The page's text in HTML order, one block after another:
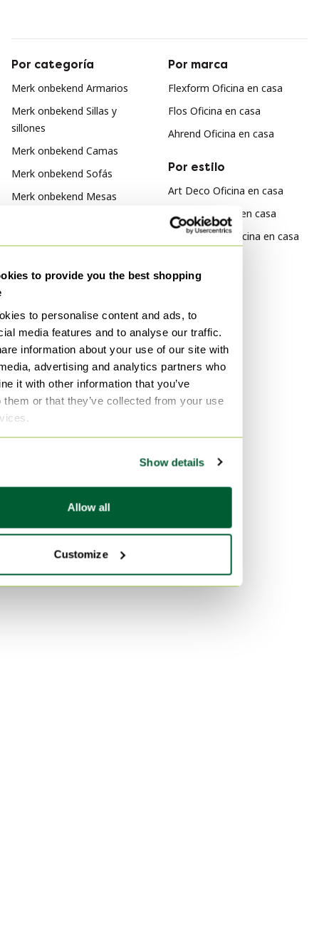
to provide you the best shopping
to personalise content and ads, to
media features and to analyse our traffic.
information about your use of our site with
advertising and analytics partners who
it with other information that you’ve
them or that they’ve collected from your use
Show details
Allow all
Customize
Por categoría
Merk onbekend Armarios
Merk onbekend Sillas y
sillones
Merk onbekend Camas
Merk onbekend Sofás
Merk onbekend Mesas
Por marca
Flexform Oficina en casa
Flos Oficina en casa
Ahrend Oficina en casa
Por estilo
Art Deco Oficina en casa
Rústico Oficina en casa
Escandinavo Oficina en casa
Por material
Textil Oficina en casa
Cuero Oficina en casa
Por color
Transparente Oficina en casa
Púrpura Oficina en casa
Amarillo Oficina en casa